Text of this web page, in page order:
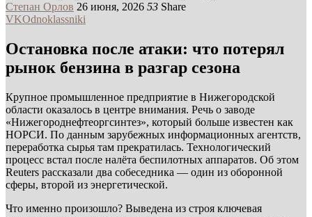
Степан Орлов 26 июня, 2026 53 Share
VKOdnoklassniki
Остановка после атаки: что потерял
рынок бензина в разгар сезона
Крупное промышленное предприятие в Нижегородской
области оказалось в центре внимания. Речь о заводе
«Нижегороднефтеоргсинтез», который больше известен как
НОРСИ. По данным зарубежных информационных агентств,
переработка сырья там прекратилась. Технологический
процесс встал после налёта беспилотных аппаратов. Об этом
Reuters рассказали два собеседника — один из оборонной
сферы, второй из энергетической.
Что именно произошло? Выведена из строя ключевая